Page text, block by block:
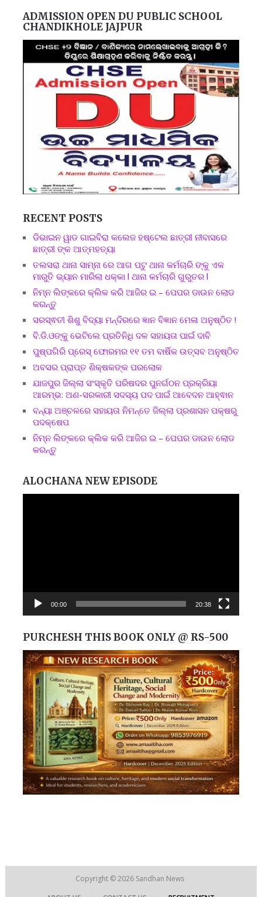
ADMISSION OPEN DU PUBLIC SCHOOL
CHANDIKHOLE JAJPUR
RECENT POSTS
ଡିଭାଇନ ୱାଡ ଗାଇବିରା କଲେଜ ହଷ୍ଟେଲ ଛାତ୍ରୀ ନୀବାସରେ
ଛାତ୍ରୀ ଙ୍କ ଆତ୍ମହତ୍ୟା
ତଲସରା ଥାନା ସାମ୍ନା ରେ ଆଗ ପଟୁ ଥାନା କର୍ମଚାରି ଙ୍କୁ ଏକ
ମାରୁତି ଭ୍ୟାନ ମାରିଲା ଧକ୍କା l ଥାନା କର୍ମଚାରି ଗୁରୁତର l
ନିମ୍ନ ଲିଙ୍କରେ କ୍ଲିକ କରି ଆଜିର ଇ – ପେପର ଡାଉନ ଲୋଡ
କରନ୍ତୁ
ସରସ୍ଵତୀ ଶିଶୁ ବିଦ୍ୟା ମନ୍ଦିରରେ ଜ୍ଞାନ ବିଜ୍ଞାନ ମେଳା ଅନୁଷ୍ଠିତ !
ବି.ଡି.ଓଙ୍କୁ ଭେଟିଲେ ପ୍ରତିନିଧି ଦଳ ସହାୟତା ପାଇଁ ଦାବି
ପୁଷ୍ପଗିରି ପ୍ରେସ୍ ଫୋରମର ୧୧ ତମ ବାର୍ଷିକ ଉତ୍ସବ ଅନୁଷ୍ଠିତ
ଅବସର ପ୍ରାପ୍ତ ଶିକ୍ଷକଙ୍କ ପରଲୋକ
ଯାଜପୁର ଜିଲ୍ଲା ସଂସ୍କୃତି ପରିଷଦର ପୁନର୍ଗଠନ ପ୍ରକ୍ରିୟା
ଆରମ୍ଭ: ଅଣ-ସରକାରୀ ସଦସ୍ୟ ପଦ ପାଇଁ ଆବେଦନ ଆହ୍ଵାନ
ବନ୍ୟା ଅଞ୍ଚଳରେ ସହାୟତା ନିମନ୍ତେ ଜିଲ୍ଲା ପ୍ରଶାସନ ପକ୍ଷରୁ
ପଦକ୍ଷେପ
ନିମ୍ନ ଲିଙ୍କରେ କ୍ଲିକ କରି ଆଜିର ଇ – ପେପର ଡାଉନ ଲୋଡ
କରନ୍ତୁ
ALOCHANA NEW EPISODE
00:00 20:38
PURCHESH THIS BOOK ONLY @ RS-500
Copyright © 2026 Sandhan News